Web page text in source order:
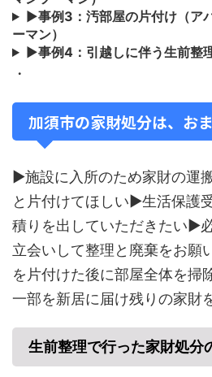
▶事例3：汚部屋の片付け（ア
ーマン）
▶事例4：引越しに伴う生前整
・
加須市の家財処分は、お
▶施設に入所のため家財の運
と片付けてほしい▶生活保護
積りを出していただきたい▶
立会いして整理と廃棄をお願
を片付けた後に部屋全体を掃
一部を新居に届け残りの家財
生前整理で行った家財処分